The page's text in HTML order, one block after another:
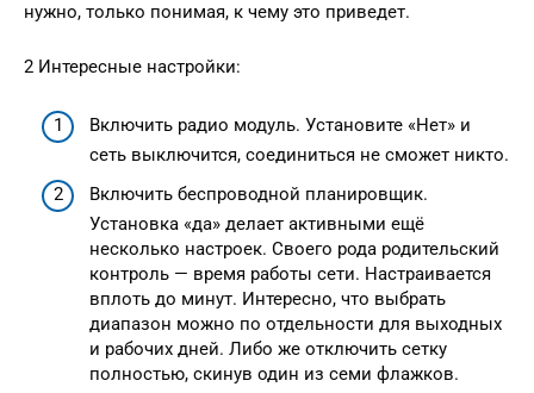
нужно, только понимая, к чему это приведет.
2 Интересные настройки:
Включить радио модуль. Установите «Нет» и
сеть выключится, соединиться не сможет никто.
Включить беспроводной планировщик.
Установка «да» делает активными ещё
несколько настроек. Своего рода родительский
контроль — время работы сети. Настраивается
вплоть до минут. Интересно, что выбрать
диапазон можно по отдельности для выходных
и рабочих дней. Либо же отключить сетку
полностью, скинув один из семи флажков.